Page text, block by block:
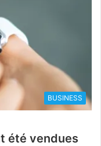
BUSINESS
été vendues